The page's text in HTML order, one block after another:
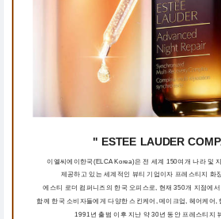
" ESTEE LAUDER
이엘씨에이한국(ELCA Korea)은 전 세계 150여개 나라 및
제공하고 있는 세계적인 뷰티 기업이자 프레스티지 화
에스티 로더 컴퍼니즈의 한국 오피스로, 현재 350개 지점에
함께 한국 소비자들에게 다양한 스킨케어, 메이크업, 헤어케어,
1991년 출범 이후 지난 약 30년 동안 프레스티지